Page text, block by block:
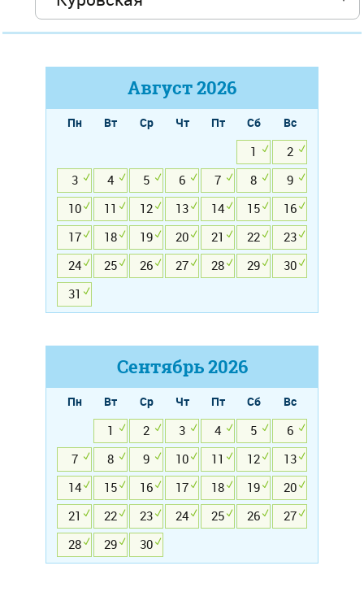
Август2026
Пн Вт Ср Чт Пт Сб
Вс
1
2
3
4 5 6 7 8
9
10
11 12 13 14 15
16
17
18 19 20 21 22
23
24
25 26 27 28 29
30
31
Сентябрь2026
Пн Вт Ср Чт Пт Сб
Вс
1
2 3 4 5
6
7
8 9 10 11 12
13
14
15 16 17 18 19
20
21
22 23 24 25 26
27
28
29 30